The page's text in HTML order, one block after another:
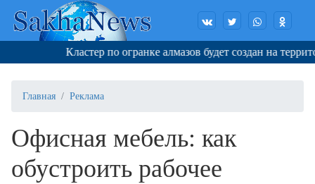
Кластер по огранке алмазов будет создан на
Главная Реклама
Офисная мебель: как
обустроить рабочее